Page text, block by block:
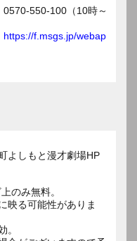
550-100（10時～
https://f.msgs.jp/webap
よしもと漫才劇場HP
のみ無料。
映る可能性がありま
。